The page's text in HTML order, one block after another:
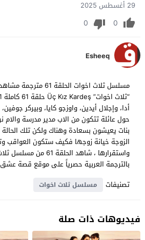
29 أغسطس 2025
0
0
Esheeq
مسلسل ثلاث اخوات
أدا، وإجلال أيدين، واوزجو كايا، وبيركر
حول عائلة تتكون من الاب مدير مدرسة والام
بنات يعيشون بسعادة وهناك ولكن تلك
الزوجة خيانة زوجها فكيف ستكون العواقب
واستقرارها ، شاهد الحلقة
بالترجمة العربية حصرياً على موقع قصة
تصنيفات
مسلسل ثلاث اخوات
فيديوهات ذات صلة